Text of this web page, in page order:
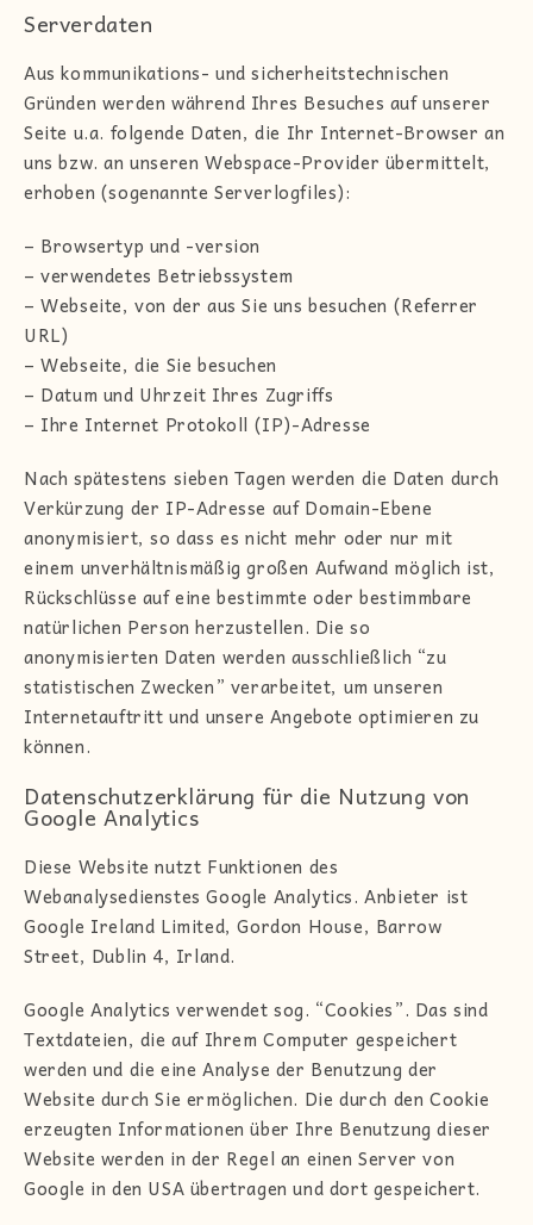
Serverdaten
Aus kommunikations- und sicherheitstechnischen
Gründen werden während Ihres Besuches auf unserer
Seite u.a. folgende Daten, die Ihr Internet-Browser an
uns bzw. an unseren Webspace-Provider übermittelt,
erhoben (sogenannte Serverlogfiles):
– Browsertyp und -version
– verwendetes Betriebssystem
– Webseite, von der aus Sie uns besuchen (Referrer
URL)
– Webseite, die Sie besuchen
– Datum und Uhrzeit Ihres Zugriffs
– Ihre Internet Protokoll (IP)-Adresse
Nach spätestens sieben Tagen werden die Daten durch
Verkürzung der IP-Adresse auf Domain-Ebene
anonymisiert, so dass es nicht mehr oder nur mit
einem unverhältnismäßig großen Aufwand möglich ist,
Rückschlüsse auf eine bestimmte oder bestimmbare
natürlichen Person herzustellen. Die so
anonymisierten Daten werden ausschließlich “zu
statistischen Zwecken” verarbeitet, um unseren
Internetauftritt und unsere Angebote optimieren zu
können.
Datenschutzerklärung für die Nutzung von
Google Analytics
Diese Website nutzt Funktionen des
Webanalysedienstes Google Analytics. Anbieter ist
Google Ireland Limited, Gordon House, Barrow
Street, Dublin 4, Irland.
Google Analytics verwendet sog. “Cookies”. Das sind
Textdateien, die auf Ihrem Computer gespeichert
werden und die eine Analyse der Benutzung der
Website durch Sie ermöglichen. Die durch den Cookie
erzeugten Informationen über Ihre Benutzung dieser
Website werden in der Regel an einen Server von
Google in den USA übertragen und dort gespeichert.